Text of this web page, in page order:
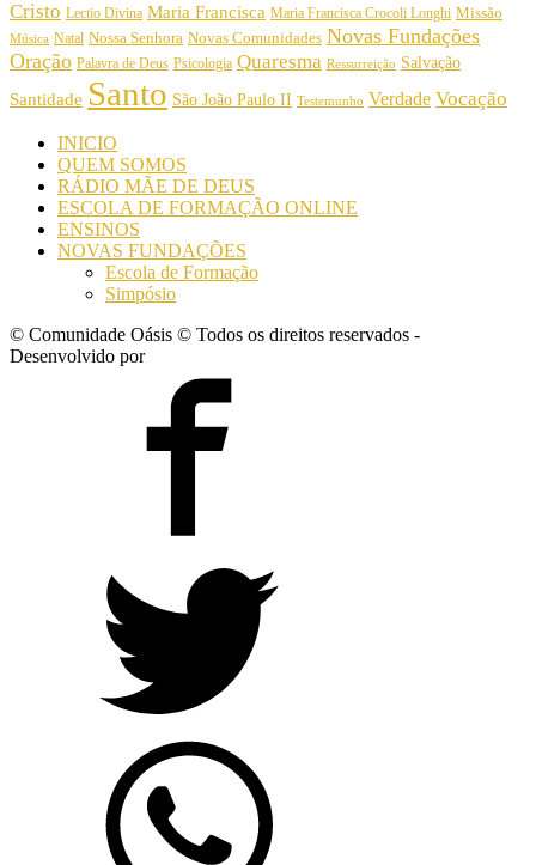
Cristo Lectio Divina Maria Francisca Maria Francisca Crocoli Longhi Missão
Música Natal Nossa Senhora Novas Comunidades Novas Fundações
Oração Palavra de Deus Psicologia Quaresma Ressurreição Salvação
Santidade Santo São João Paulo II Testemunho Verdade Vocação
INICIO
QUEM SOMOS
RÁDIO MÃE DE DEUS
ESCOLA DE FORMAÇÃO ONLINE
ENSINOS
NOVAS FUNDAÇÕES
Escola de Formação
Simpósio
© Comunidade Oásis © Todos os direitos reservados -
Desenvolvido por